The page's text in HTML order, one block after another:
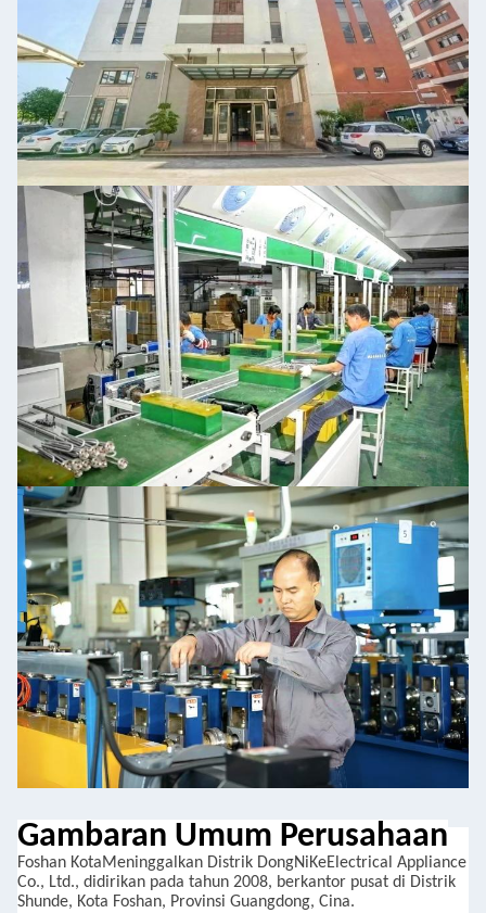
Gambaran Umum Perusahaan
Foshan KotaMeninggalkan Distrik DongNiKeElectrical Appliance
Co., Ltd., didirikan pada tahun 2008, berkantor pusat di Distrik
Shunde, Kota Foshan, Provinsi Guangdong, Cina.